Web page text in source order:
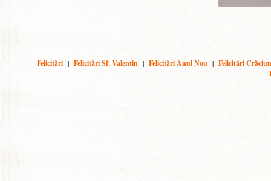
Felicitări | Felicitări Sf. Valentin | Felicitări Anul Nou | Felicitări